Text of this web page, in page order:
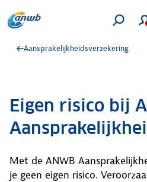
Aansprakelijkheidsverzekering
Eigen risico bij
Met de ANWB
je geen eigen risico.